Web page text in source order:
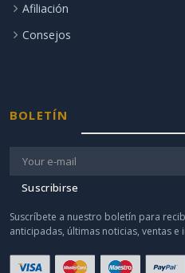
Afiliación
Consejos
BOLETÍN
Suscribirse
Suscríbete a nuestro boletín para
anticipadas, últimas noticias, ventas